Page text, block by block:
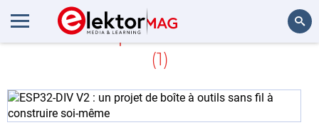
En savoir plus sur Sub-GHz
(1)